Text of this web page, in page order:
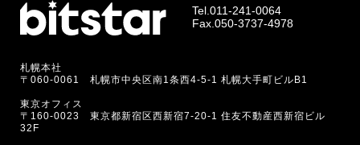
Tel. 011-241-0064
Fax.050-3737-4978
札幌本社
〒060-0061 札幌市中央区南1条西4-5-1 札幌大手町ビルB1
東京オフィス
〒160-0023 東京都新宿区西新宿7-20-1 住友不動産西新宿ビル
32F